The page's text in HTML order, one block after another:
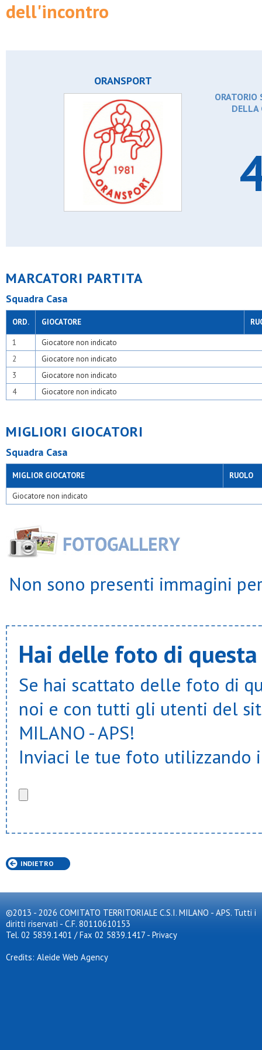
dell'incontro
ORANSPORT
ORATORIO
DELLA
MARCATORI PARTITA
Squadra Casa
ORD. GIOCATORE
1
Giocatore non indicato
2
Giocatore non indicato
3
Giocatore non indicato
4
Giocatore non indicato
MIGLIORI GIOCATORI
Squadra Casa
MIGLIOR GIOCATORE RUOLO
Giocatore non indicato
Non sono presenti immagini
Hai delle foto di
Se hai scattato delle foto di
noi e con tutti gli utenti del sito
MILANO - APS!
Inviaci le tue foto utilizzando
INDIETRO
©2013 - 2026 COMITATO TERRITORIALE C.S.I. MILANO - APS. Tutti i
diritti riservati - C.F. 80110610153
Tel. 02 5839.1401 / Fax 02 5839.1417 - Privacy
Credits: Aleide Web Agency